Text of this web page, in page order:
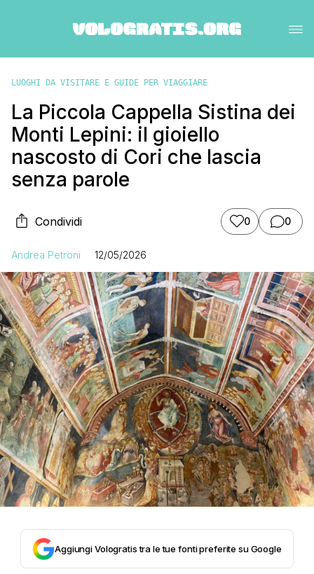
LUOGHI DA VISITARE E GUIDE PER VIAGGIARE
La Piccola Cappella Sistina dei
Monti Lepini: il gioiello
nascosto di Cori che lascia
senza parole
Condividi 0 0
Andrea Petroni 12/05/2026
Aggiungi Vologratis tra le tue fonti preferite su Google